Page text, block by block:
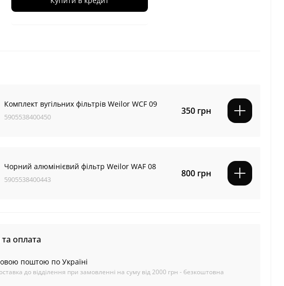
Комплект вугільних фільтрів Weilor WCF 09
5905538400450
350 грн
Чорний алюмінієвий фільтр Weilor WAF 08
5905538400443
800 грн
оплата
поштою по Україні
до відділення при замовленні на суму від 2000 грн - безкоштовна